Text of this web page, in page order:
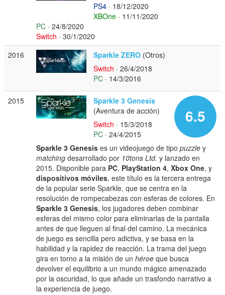
PS4 · 18/12/2020
XBOne · 11/11/2020
PC · 24/8/2020
Switch · 30/1/2020
2016
Sparkle ZERO (Otros)
Switch · 26/4/2018
PC · 14/3/2016
2015
6.5
Sparkle 3 Genesis
(Aventura de acción)
Switch · 15/3/2018
PC · 24/4/2015
Sparkle 3 Genesis es un videojuego de tipopuzzle y
matching desarrollado por 10tons Ltd. y lanzado en
2015. Disponible para PC, PlayStation 4,Xbox One, y
dispositivos móviles, este título es la tercera entrega
de la popular serie Sparkle, que se centra en la
resolución de rompecabezas con esferas de colores. En
Sparkle 3 Genesis, los jugadores deben combinar
esferas del mismo color para eliminarlas de la pantalla
antes de que lleguen al final del camino. La mecánica
de juego es sencilla pero adictiva, y se basa en la
habilidad y la rapidez de reacción. La trama del juego
gira en torno a la misión de unhéroe que busca
devolver el equilibrio a un mundo mágico amenazado
por la oscuridad, lo que añade un trasfondo narrativo a
la experiencia de juego.